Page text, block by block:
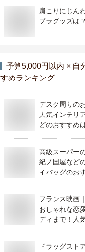
肩こりにじん
プラグッズは？
予算5,000円以内 × 自
すめランキング
デスク周りの
人気インテリ
どのおすすめ
高級スーパー
紀ノ国屋など
イバッグのお
フランス映画
おしゃれな恋
ディまで！人
ドラッグスト